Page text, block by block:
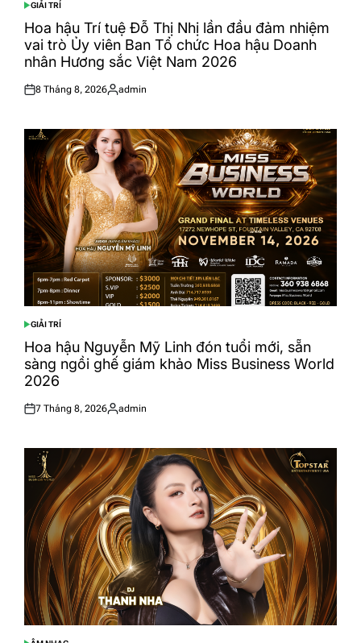
POSTED
IN
GIẢI TRÍ
Hoa hậu Trí tuệ Đỗ Thị Nhị lần đầu đảm nhiệm
vai trò Ủy viên Ban Tổ chức Hoa hậu Doanh
nhân Hương sắc Việt Nam 2026
Posted
8 Tháng 8, 2026
Posted
admin
POSTED
IN
GIẢI TRÍ
Hoa hậu Nguyễn Mỹ Linh đón tuổi mới, sẵn
sàng ngồi ghế giám khảo Miss Business World
2026
Posted
7 Tháng 8, 2026
Posted
admin